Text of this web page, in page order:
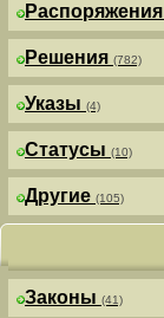
Распоряжения
Решения (782)
Указы (4)
Статусы (10)
Другие (105)
Законы (41)